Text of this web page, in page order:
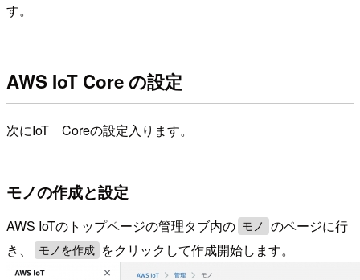
す。
AWS IoT Core の設定
次にIoT Coreの設定入ります。
モノの作成と設定
AWS IoTのトップページの管理タブ内の モノ
のページに行
き、
モノを作成 をクリックして作成開始します。